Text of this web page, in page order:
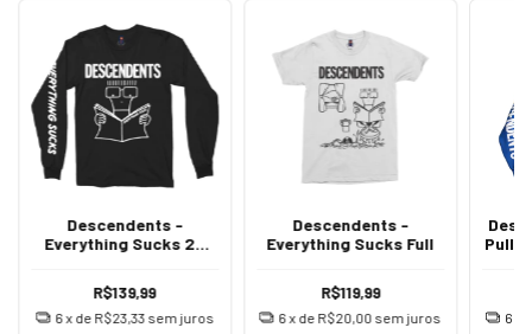
Descendents -
Everything Sucks 25
R$139,99
6x de R$23,33 sem juros
Descendents -
Everything Sucks Full
R$119,99
6 x de R$20,00 sem juros
Pull
6